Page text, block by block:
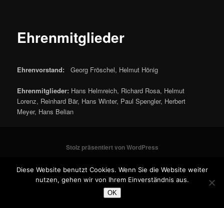
Ehrenmitglieder
Ehrenvorstand: Georg Fröschel, Helmut Hönig
Ehrenmitglieder: Hans Helmreich, Richard Rosa, Helmut
Lorenz, Reinhard Bär, Hans Winter, Paul Spengler, Herbert
Meyer, Hans Belian
Stolz präsentiert von WordPress
Diese Website benutzt Cookies. Wenn Sie die Website weiter
nutzen, gehen wir von Ihrem Einverständnis aus.
OK